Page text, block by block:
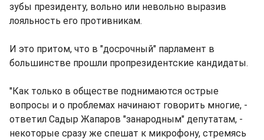
зубы президенту, вольно или невольно выразив
лояльность его противникам.
И это притом, что в "досрочный" парламент в
большинстве прошли пропрезидентские кандидаты.
"Как только в обществе поднимаются острые
вопросы и о проблемах начинают говорить многие, -
ответил Садыр Жапаров "занародным" депутатам, -
некоторые сразу же спешат к микрофону, стремясь